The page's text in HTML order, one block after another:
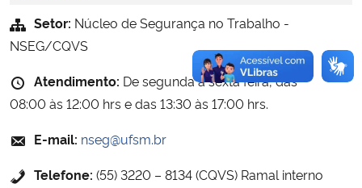
Advocacia-Geral da União
Banco Central do Brasil
Planalto
Setor: Núcleo de Segurança no Trabalho -
NSEG/CQVS
Atendimento: De segunda a sexta feira, das
08:00 às 12:00 hrs e das 13:30 às 17:00 hrs.
E-mail: nseg@ufsm.br
Telefone: (55) 3220 – 8134 (CQVS) Ramal interno